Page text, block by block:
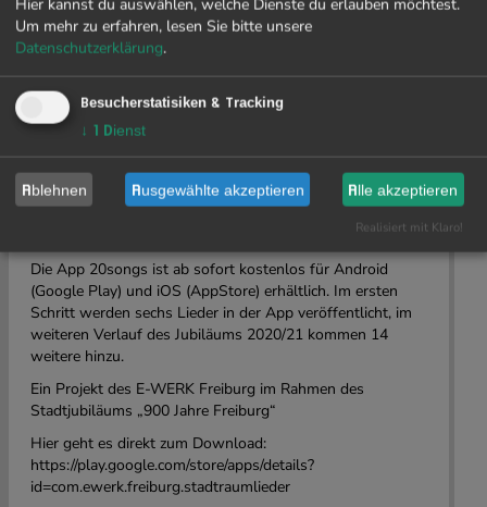
Freiburg hat eine reiche wechselvolle
Migrationsgeschichte, die Lieder haben teils direkte, teils
indirekte musikalische Bezüge zur Stadt und den
Menschen die in ihr leben. Diese Lieder sind durch eine
App in einem Audiowalk ins Stadtbild eingefügt und mit
Orten, die für die Migrationsgeschichte oder die aktuelle
an den jeweiligen Orten gesungen und aufgenommen.
Bedingt durch die Corona-Krise verzögert sich die
Die App 20songs ist ab sofort kostenlos für Android
(Google Play) und iOS (AppStore) erhältlich. Im ersten
Schritt werden sechs Lieder in der App veröffentlicht, im
weiteren Verlauf des Jubiläums 2020/21 kommen 14
weitere hinzu.
Ein Projekt des E-WERK Freiburg im Rahmen des
Stadtjubiläums „900 Jahre Freiburg“
Hier geht es direkt zum Download:
https://play.google.com/store/apps/details?
id=com.ewerk.freiburg.stadtraumlieder
Hier kannst du auswählen, welche Dienste du erlauben möchtest.
Um mehr zu erfahren, lesen Sie bitte unsere
Datenschutzerklärung.
Besucherstatisiken & Tracking
↓ 1 Dienst
Ablehnen Ausgewählte akzeptieren Alle akzeptieren
Realisiert mit Klaro!